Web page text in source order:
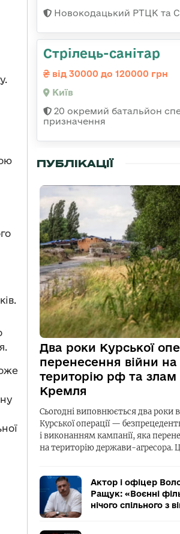
Новокодацький РТЦК та
Стрілець-санітар
від 30000 до 120000 грн
Київ
20 окремий батальйон
призначення
ПУБЛІКАЦІЇ
Два роки Курської
перенесення війни на
територію рф та злам
Кремля
Сьогодні виповнюється два роки
Курської операції —
і виконанням кампанії, яка
на територію держави-агресора.
Актор і офіцер
Ращук: «Воєнні
нічого спільного з